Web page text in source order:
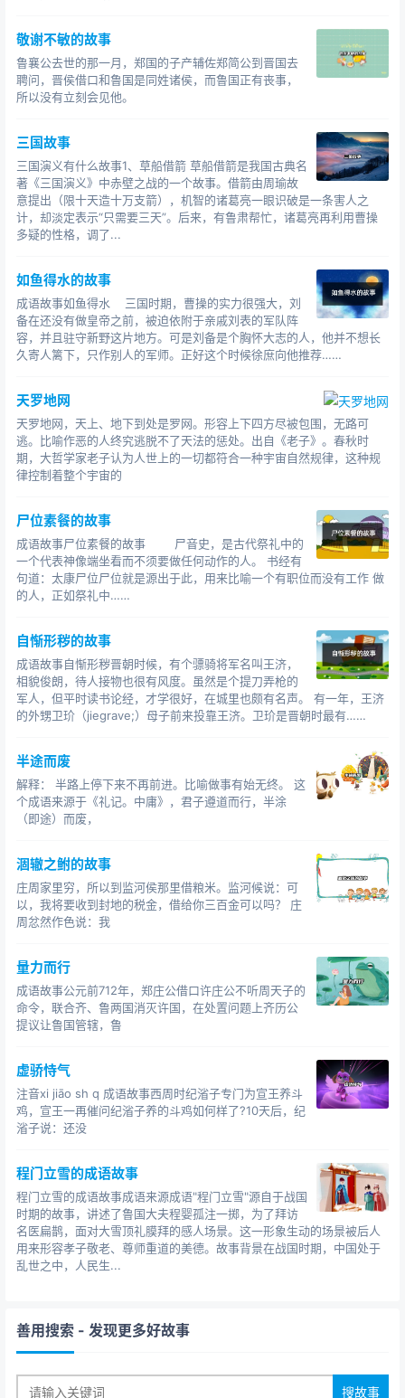
敬谢不敏的故事
鲁襄公去世的那一月，郑国的子产辅佐郑简公到晋国去
聘问，晋侯借口和鲁国是同姓诸侯，而鲁国正有丧事，
所以没有立刻会见他。
三国故事
三国演义有什么故事1、草船借箭 草船借箭是我国古典名
著《三国演义》中赤壁之战的一个故事。借箭由周瑜故
意提出（限十天造十万支箭），机智的诸葛亮一眼识破是一条害人之
计，却淡定表示“只需要三天”。后来，有鲁肃帮忙，诸葛亮再利用曹操
多疑的性格，调了...
如鱼得水的故事
成语故事如鱼得水 三国时期，曹操的实力很强大，刘
备在还没有做皇帝之前，被迫依附于亲戚刘表的军队阵
容，并且驻守新野这片地方。可是刘备是个胸怀大志的人，他并不想长
久寄人篱下，只作别人的军师。正好这个时候徐庶向他推荐……
天罗地网
天罗地网，天上、地下到处是罗网。形容上下四方尽被包围，无路可
逃。比喻作恶的人终究逃脱不了天法的惩处。出自《老子》。春秋时
期，大哲学家老子认为人世上的一切都符合一种宇宙自然规律，这种规
律控制着整个宇宙的
尸位素餐的故事
成语故事尸位素餐的故事 尸音史，是古代祭礼中的
一个代表神像端坐看而不须要做任何动作的人。 书经有
句道：太康尸位尸位就是源出于此，用来比喻一个有职位而没有工作 做
的人，正如祭礼中……
自惭形秽的故事
成语故事自惭形秽晋朝时候，有个骠骑将军名叫王济，
相貌俊朗，待人接物也很有风度。虽然是个提刀弄枪的
军人，但平时读书论经，才学很好，在城里也颇有名声。 有一年，王济
的外甥卫玠（jiegrave;）母子前来投靠王济。卫玠是晋朝时最有……
半途而废
解释： 半路上停下来不再前进。比喻做事有始无终。 这
个成语来源于《礼记。中庸》，君子遵道而行，半涂
（即途）而废，
涸辙之鲋的故事
庄周家里穷，所以到监河侯那里借粮米。监河候说：可
以，我将要收到封地的税金，借给你三百金可以吗？ 庄
周忿然作色说：我
量力而行
成语故事公元前712年，郑庄公借口许庄公不听周天子的
命令，联合齐、鲁两国消灭许国，在处置问题上齐历公
提议让鲁国管辖，鲁
虚骄恃气
注音xi jiāo sh q 成语故事西周时纪渻子专门为宣王养斗
鸡，宣王一再催问纪渻子养的斗鸡如何样了?10天后，纪
渻子说：还没
程门立雪的成语故事
程门立雪的成语故事成语来源成语"程门立雪"源自于战国
时期的故事，讲述了鲁国大夫程婴孤注一掷，为了拜访
名医扁鹊，面对大雪顶礼膜拜的感人场景。这一形象生动的场景被后人
用来形容孝子敬老、尊师重道的美德。故事背景在战国时期，中国处于
乱世之中，人民生...
善用搜索 - 发现更多好故事